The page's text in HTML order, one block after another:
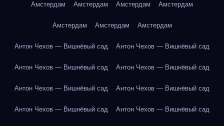
Амстердам Амстердам Амстердам Амстердам
Амстердам Амстердам Амстердам
Антон Чехов — Вишнёвый сад Антон Чехов — Вишнёвый сад
Антон Чехов — Вишнёвый сад Антон Чехов — Вишнёвый сад
Антон Чехов — Вишнёвый сад Антон Чехов — Вишнёвый сад
Антон Чехов — Вишнёвый сад Антон Чехов — Вишнёвый сад